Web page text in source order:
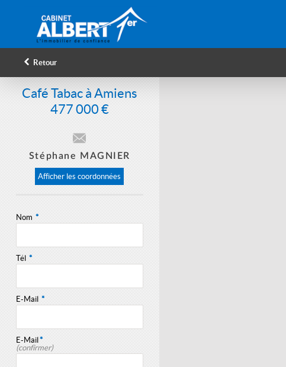
Retour
Café Tabacà Amiens
477 000 €
Stéphane MAGNIER
Afficher les coordonnées
Nom *
Tél *
E-Mail *
E-Mail*
(confirmer)